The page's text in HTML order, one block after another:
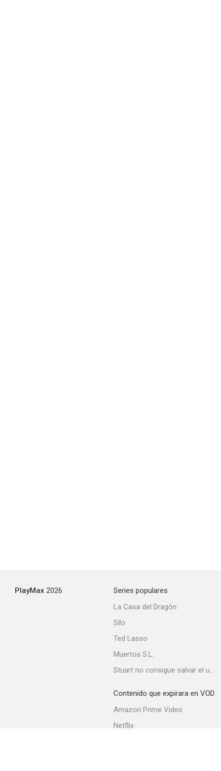
PlayMax 2026
Series populares
La Casa del Dragón
Silo
Ted Lasso
Muertos S.L.
Stuart no consigue salvar el universo
Contenido que expirara en VOD
Amazon Prime Video
Netflix